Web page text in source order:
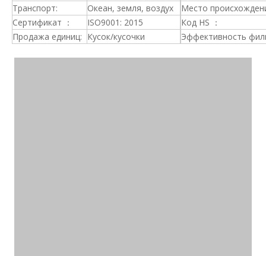
Транспорт:
Океан, земля, воздух
Место
Сертификат ：
ISO9001: 2015
Код HS ：
Продажа единиц: Кусок/кусочки Эффективность